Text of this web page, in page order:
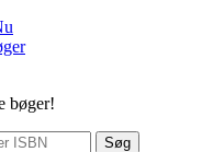
bøger!
Søg